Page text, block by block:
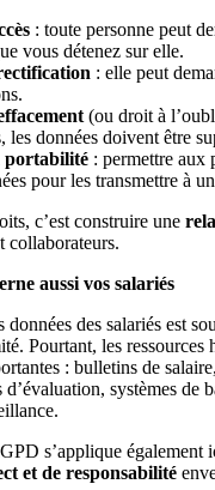
: toute personne peut
vous détenez sur elle.
: elle peut
(ou droit à
les données doivent être
portabilité : permettre aux
pour les transmettre à
c’est construire une
collaborateurs.
aussi vos salariés
données des salariés est
Pourtant, les ressources
: bulletins de
systèmes de
s’applique également
et de responsabilité